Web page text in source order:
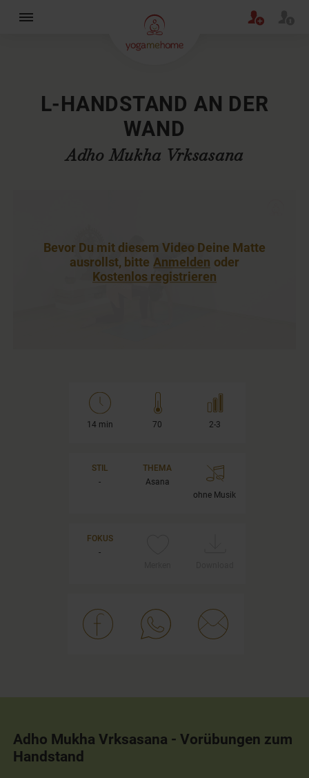
L-HANDSTAND AN DER
WAND
Adho Mukha Vrksasana
Bevor Du mit diesem Video Deine Matte
ausrollst, bitte Anmelden oder
Kostenlos registrieren
14 min 70 2-3
STIL
-
THEMA
Asana
ohne Musik
FOKUS
-
Adho Mukha Vrksasana - Vorübungen zum
Handstand